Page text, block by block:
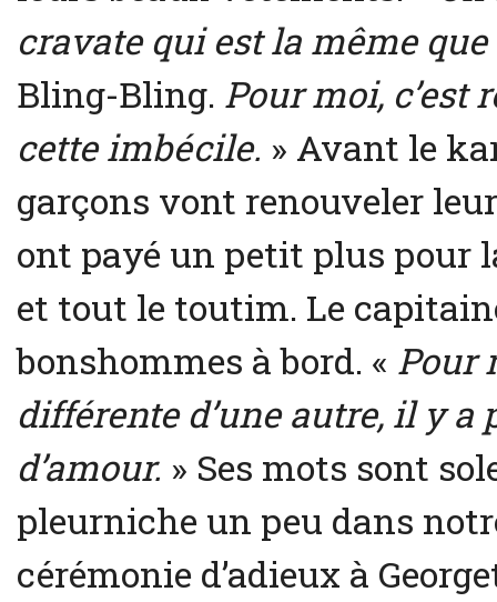
cravate qui est la même
Bling-Bling. Pour moi, c’est
cette imbécile. » Avant le
garçons vont renouveler
ont payé un petit plus pour
et tout le toutim. Le
bonshommes à bord. « Pour
différente d’une autre, il y
d’amour. » Ses mots sont
pleurniche un peu dans
cérémonie d’adieux à